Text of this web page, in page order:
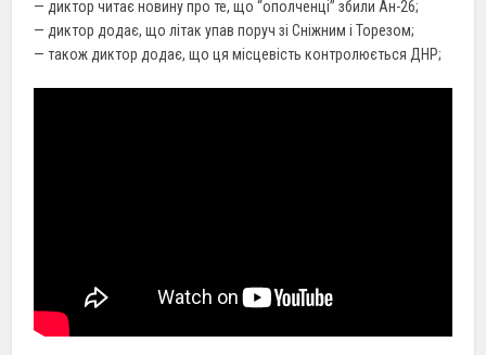
— диктор читає новину про те, що “ополченці” збили Ан-26;
— диктор додає, що літак упав поруч зі Сніжним і Торезом;
— також диктор додає, що ця місцевість контролюється ДНР;